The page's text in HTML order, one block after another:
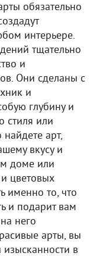
обязательно
интерьере.
тщательно
и
Они сделаны с
и
глубину и
стиля или
арт,
вкусу и
доме или
цветовых
именно то, что
и подарит вам
него
арты, вы
изысканности в